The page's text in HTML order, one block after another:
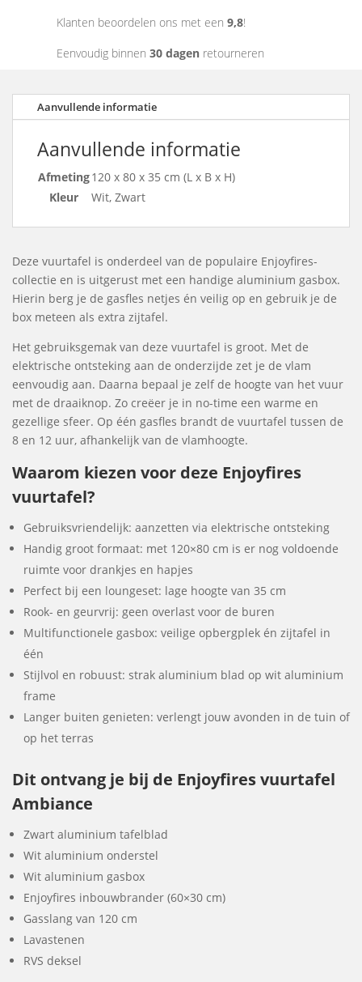
Klanten beoordelen ons met een 9,8!
Eenvoudig binnen 30 dagen retourneren
Aanvullende informatie
Aanvullende informatie
Afmeting120 x 80 x 35 cm (L x B x H)
Kleur
Wit, Zwart
Deze vuurtafel is onderdeel van de populaire Enjoyfires-
collectie en is uitgerust met een handige aluminium gasbox.
Hierin berg je de gasfles netjes én veilig op en gebruik je de
box meteen als extra zijtafel.
Het gebruiksgemak van deze vuurtafel is groot. Met de
elektrische ontsteking aan de onderzijde zet je de vlam
eenvoudig aan. Daarna bepaal je zelf de hoogte van het vuur
met de draaiknop. Zo creëer je in no-time een warme en
gezellige sfeer. Op één gasfles brandt de vuurtafel tussen de
8 en 12 uur, afhankelijk van de vlamhoogte.
Waarom kiezen voor deze Enjoyfires
vuurtafel?
Gebruiksvriendelijk: aanzetten via elektrische ontsteking
Handig groot formaat: met 120×80 cm is er nog voldoende
ruimte voor drankjes en hapjes
Perfect bij een loungeset: lage hoogte van 35 cm
Rook- en geurvrij: geen overlast voor de buren
Multifunctionele gasbox: veilige opbergplek én zijtafel in
één
Stijlvol en robuust: strak aluminium blad op wit aluminium
frame
Langer buiten genieten: verlengt jouw avonden in de tuin of
op het terras
Dit ontvang je bij de Enjoyfires vuurtafel
Ambiance
Zwart aluminium tafelblad
Wit aluminium onderstel
Wit aluminium gasbox
Enjoyfires inbouwbrander (60×30 cm)
Gasslang van 120 cm
Lavastenen
RVS deksel